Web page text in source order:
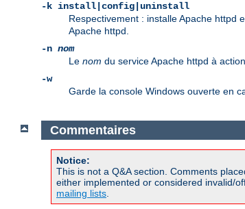
-k install|config|uninstall
Respectivement : installe Apache httpd
Apache httpd.
-n nom
Le nom du service Apache httpd à
-w
Garde la console Windows ouverte en
Commentaires
Notice:
This is not a Q&A section. Comments
either implemented or considered invalid/
mailing lists.